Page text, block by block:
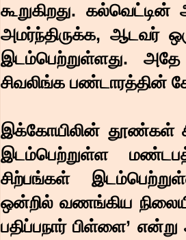
கூறுகிறது.
அமர்ந்திருக்க, ஆடவர்
இடம்பெற்றுள்ளது.
சிவலிங்க பண்டாரத்தின்
இக்கோயிலின் தூண்கள்
இடம்பெற்றுள்ள
சிற்பங்கள்
ஒன்றில் வணங்கிய
பதிப்பநார் பிள்ளை’